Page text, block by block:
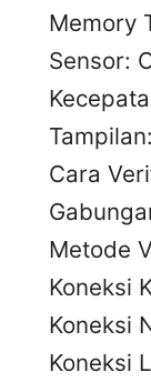
Memory
Sensor:
Cara
Metode
Koneksi
Koneksi
Koneksi